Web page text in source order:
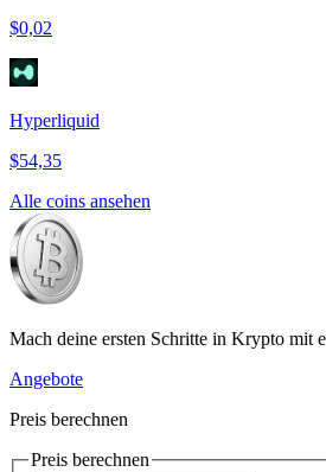
$0,02
Hyperliquid
$54,35
Alle coins ansehen
Mach deine ersten Schritte in Krypto mit
Angebote
Preis berechnen
Preis berechnen